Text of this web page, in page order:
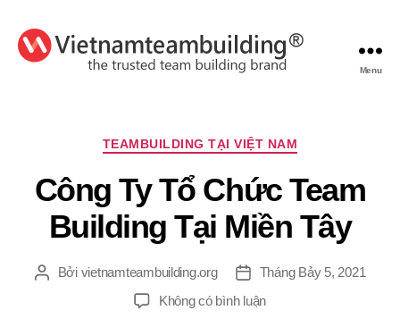
Menu
Chuyên
TEAMBUILDING TẠI VIỆT NAM
Công Ty Tổ Chức Team
Building Tại Miền Tây
TácBởi vietnamteambuilding.org
Ngày
đăng
Tháng Bảy 5, 2021
Không có bình luậnở